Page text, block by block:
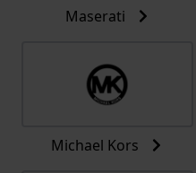
Maserati
Michael Kors